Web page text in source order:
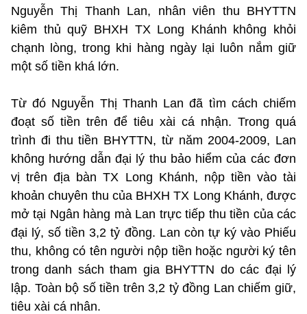
Nguyễn Thị Thanh Lan, nhân viên thu BHYTTN
kiêm thủ quỹ BHXH TX Long Khánh không khỏi
chạnh lòng, trong khi hàng ngày lại luôn nắm giữ
một số tiền khá lớn.
Từ đó Nguyễn Thị Thanh Lan đã tìm cách chiếm
đoạt số tiền trên để tiêu xài cá nhận. Trong quá
trình đi thu tiền BHYTTN, từ năm 2004-2009, Lan
không hướng dẫn đại lý thu bảo hiểm của các đơn
vị trên địa bàn TX Long Khánh, nộp tiền vào tài
khoản chuyên thu của BHXH TX Long Khánh, được
mở tại Ngân hàng mà Lan trực tiếp thu tiền của các
đại lý, số tiền 3,2 tỷ đồng. Lan còn tự ký vào Phiếu
thu, không có tên người nộp tiền hoặc người ký tên
trong danh sách tham gia BHYTTN do các đại lý
lập. Toàn bộ số tiền trên 3,2 tỷ đồng Lan chiếm giữ,
tiêu xài cá nhân.